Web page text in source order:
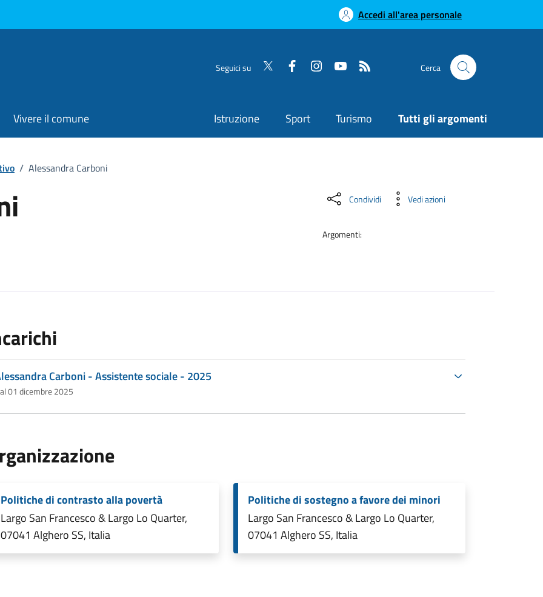
Accedi all'area personale
Seguici su Cerca
Vivere il comune Istruzione Sport Turismo Tutti gli argomenti
/ Alessandra Carboni
Condividi Vedi azioni
Argomenti:
Carboni - Assistente sociale - 2025
01 dicembre 2025
Politiche di contrasto alla povertà
Largo San Francesco & Largo Lo Quarter,
07041 Alghero SS, Italia
Politiche di sostegno a favore dei minori
Largo San Francesco & Largo Lo Quarter,
07041 Alghero SS, Italia